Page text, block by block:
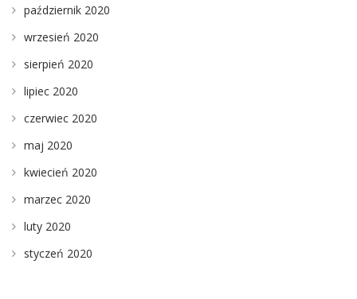
październik 2020
wrzesień 2020
sierpień 2020
lipiec 2020
czerwiec 2020
maj 2020
kwiecień 2020
marzec 2020
luty 2020
styczeń 2020